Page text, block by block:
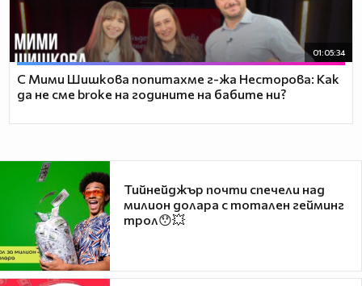
01:05:34
С Мими Шишкова попитахме г-жа Несторова: Как
да не сме broke на годините на бабите ни?
Тийнейджър почти спечели над
милион долара с тотален гейминг
трол😯💥